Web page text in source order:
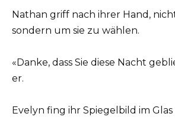
Nathan griff nach ihrer Hand,
sondern um sie zu wählen.
«Danke, dass Sie diese Nacht
er.
Evelyn fing ihr Spiegelbild im